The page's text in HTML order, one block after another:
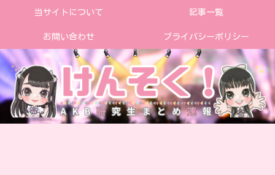
当サイトについて 記事一覧
お問い合わせ プライバシーポリシー